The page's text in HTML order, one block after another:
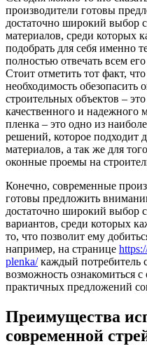
производители готовы
достаточно широкий выбор
материалов, среди которых
подобрать для себя именно
полностью отвечать всем
Стоит отметить тот факт,
необходимость
строительных объектов –
качественного и надежного
пленка – это одно из
решений, которое подходит
материалов, а так же для
оконные проемы на
Конечно, современные
готовы предложить
достаточно широкий выбор
вариантов, среди которых
то, что позволит ему
например, на странице
plenka/каждый потребитель
возможность ознакомиться
практичных предложений
Преимущества
современной